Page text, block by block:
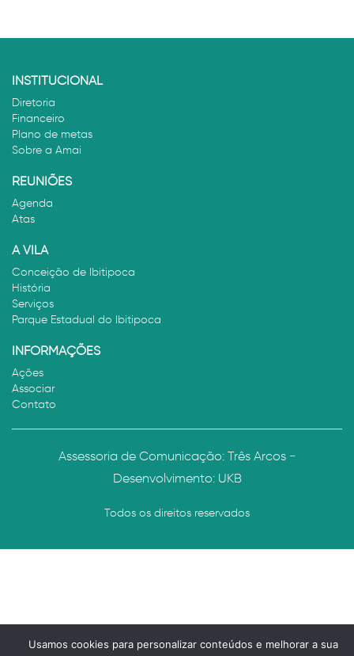
Usamos cookies para personalizar conteúdos e melhorar a sua
INSTITUCIONAL
Diretoria
Financeiro
Plano de metas
Sobre a Amai
REUNIÕES
Agenda
Atas
A VILA
Conceição de Ibitipoca
História
Serviços
Parque Estadual do Ibitipoca
INFORMAÇÕES
Ações
Associar
Contato
Assessoria de Comunicação: Três Arcos -
Desenvolvimento: UKB
Todos os direitos reservados